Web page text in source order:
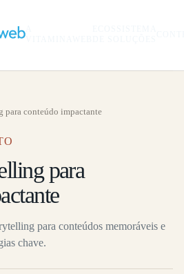
para conteúdo impactante
para
para conteúdos memoráveis e
chave.